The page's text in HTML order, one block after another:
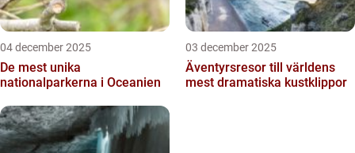
04 december 2025
De mest unika
nationalparkerna i Oceanien
03 december 2025
Äventyrsresor till världens
mest dramatiska kustklippor